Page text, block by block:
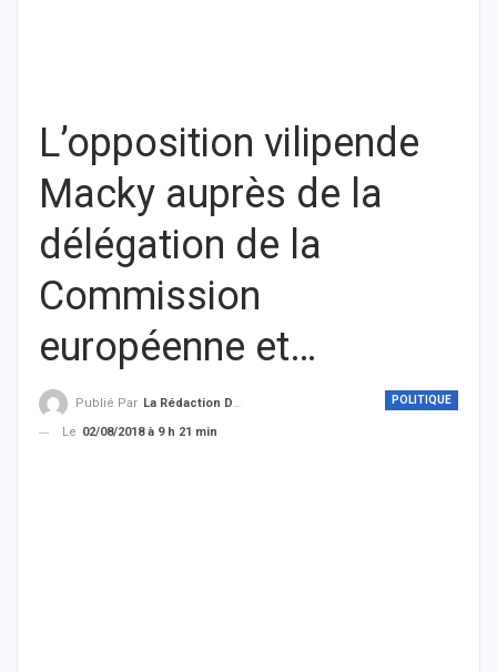
L’opposition vilipende
Macky auprès de la
délégation de la
Commission
européenne et…
POLITIQUE
Publié Par La Rédaction De THIEYSENEGAL.com
Le 02/08/2018 à 9 h 21 min